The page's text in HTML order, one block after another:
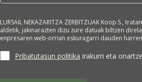
LURSAIL NEKAZARITZA ZERBITZUAK Koop.S.,
aldetik, jakinarazten dizu zure datuak biltzen
enpresaren web-orrian eskuragarri dauden
jartzeko eta/edo enpresa horren merkataritza-
Interesdunaren adostasuna da tratamendurako
Pribatutasun politika irakurri eta